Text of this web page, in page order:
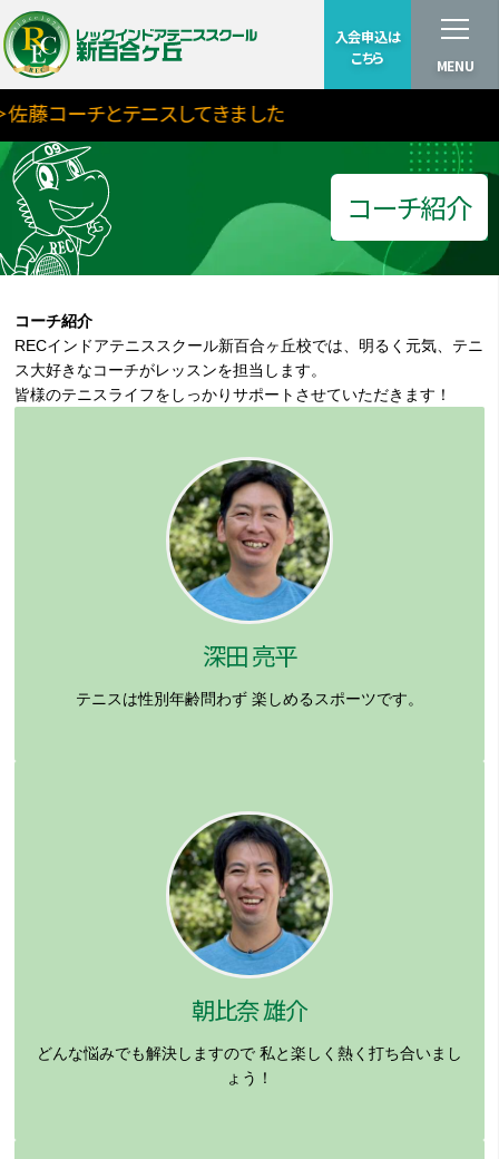
入会申込は
こちら
MENU
コーチとテニスしてきました
コーチ紹介
コーチ紹介
RECインドアテニススクール新百合ヶ丘校では、明るく元気、テニ
ス大好きなコーチがレッスンを担当します。
皆様のテニスライフをしっかりサポートさせていただきます！
深田 亮平
テニスは性別年齢問わず 楽しめるスポーツです。
朝比奈 雄介
どんな悩みでも解決しますので 私と楽しく熱く打ち合いまし
ょう！